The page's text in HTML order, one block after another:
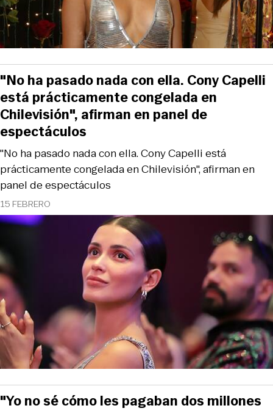
15 FEBRERO
"No ha pasado nada con ella. Cony Capelli está
prácticamente congelada en Chilevisión", afirman en
panel de espectáculos
"No ha pasado nada con ella. Cony Capelli
está prácticamente congelada en
Chilevisión", afirman en panel de
espectáculos
"Yo no sé cómo les pagaban dos millones